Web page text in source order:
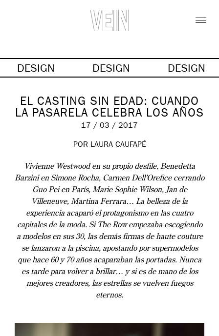
DESIGN DESIGN DESIGN
EL CASTING SIN EDAD: CUANDO
LA PASARELA CELEBRA LOS AÑOS
17 / 03 / 2017
POR LAURA CAUFAPÉ
Vivienne Westwood en su propio desfile, Benedetta
Barzini en Simone Rocha, Carmen Dell’Orefice cerrando
Guo Pei en París, Marie Sophie Wilson, Jan de
Villeneuve, Martina Ferrara… La belleza de la
experiencia acaparó el protagonismo en las cuatro
capitales de la moda. Si The Row empezaba escogiendo
a modelos en sus 30, las demás firmas de haute couture
se lanzaron a la piscina, apostando por supermodelos
que hace 60 y 70 años acaparaban las portadas. Nunca
es tarde para volver a brillar… y si es de mano de los
mejores creadores, las estrellas se vuelven fuegos
eternos.